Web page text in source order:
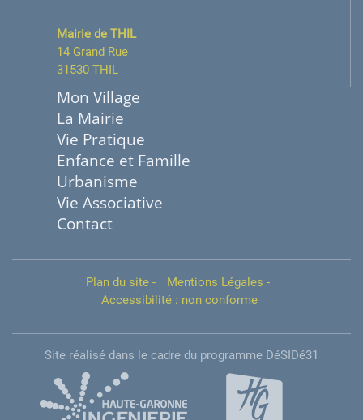
Mairie de THIL
14 Grand Rue
31530 THIL
Mon Village
La Mairie
Vie Pratique
Enfance et Famille
Urbanisme
Vie Associative
Contact
Plan du site - Mentions Légales -
Accessibilité : non conforme
Site réalisé dans le cadre du programme DéSIDé31